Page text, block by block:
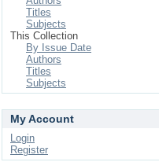
Titles
Subjects
This Collection
By Issue Date
Authors
Titles
Subjects
My Account
Login
Register